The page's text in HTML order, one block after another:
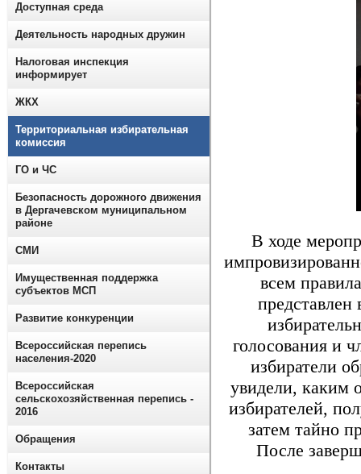
В ходе
всем
представлен
голосования и
избиратели
увидели, каким
избирателей,
затем тайно
После
Доступная среда
Деятельность народных дружин
Налоговая инспекция
информирует
ЖКХ
Территориальная избирательная
комиссия
ГО и ЧС
Безопасность дорожного движения
в Дергачевском муниципальном
районе
СМИ
Имущественная поддержка
субъектов МСП
Развитие конкуренции
Всероссийская перепись
населения-2020
Всероссийская
сельскохозяйственная перепись -
2016
Обращения
Контакты